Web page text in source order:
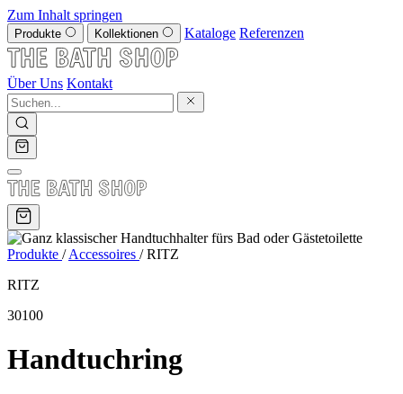
Zum Inhalt springen
Produkte Kollektionen Kataloge Referenzen
Über Uns Kontakt
Produkte / Accessoires / RITZ
RITZ
30100
Handtuchring